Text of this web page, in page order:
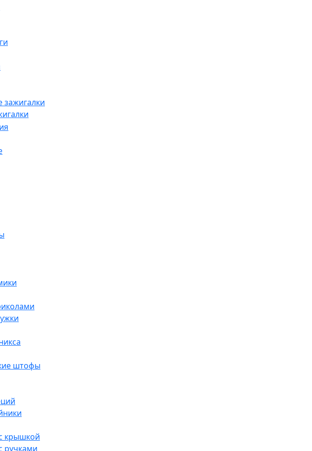
зажигалки
штофы
крышкой
ручками